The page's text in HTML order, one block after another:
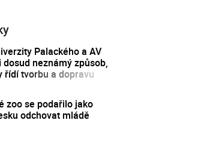
Palackého a AV
dosud neznámý způsob,
řídí tvorbu a dopravu
zoo se podařilo jako
odchovat mládě